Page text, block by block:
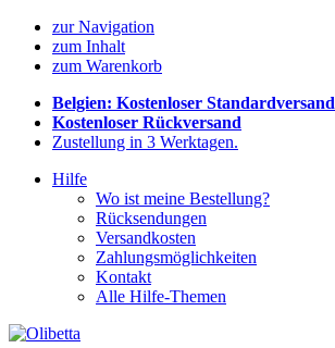
zur Navigation
zum Inhalt
zum Warenkorb
Belgien: Kostenloser Standardversand
Kostenloser Rückversand
Zustellung in 3 Werktagen.
Hilfe
Wo ist meine Bestellung?
Rücksendungen
Versandkosten
Zahlungsmöglichkeiten
Kontakt
Alle Hilfe-Themen